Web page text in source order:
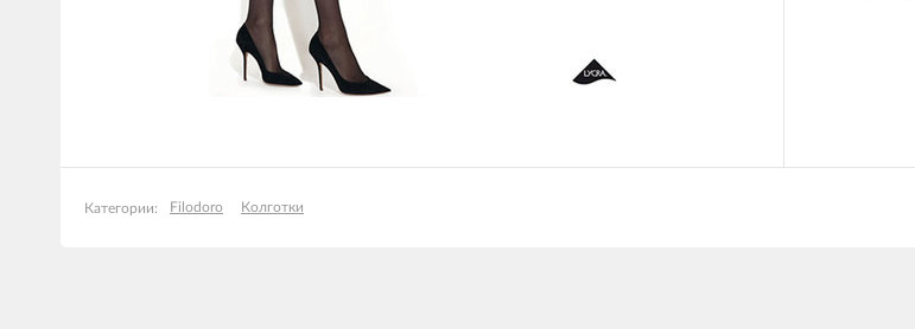
Категории: Filodoro Колготки